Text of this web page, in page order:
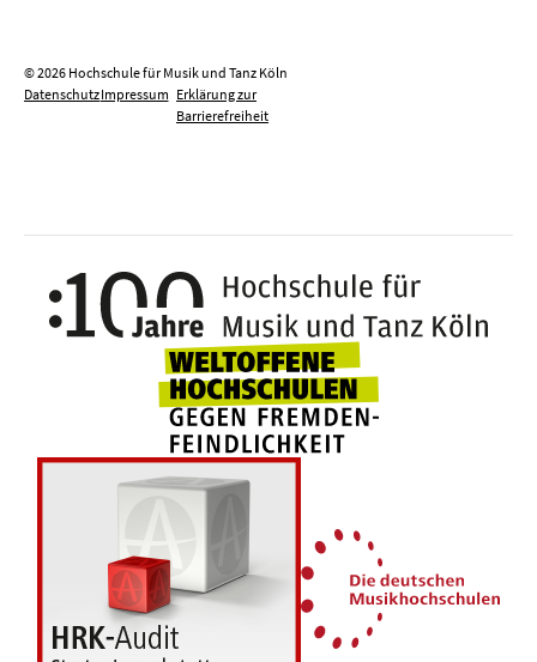
© 2026 Hochschule für Musik und Tanz Köln
DatenschutzImpressum Erklärung zur
Barrierefreiheit